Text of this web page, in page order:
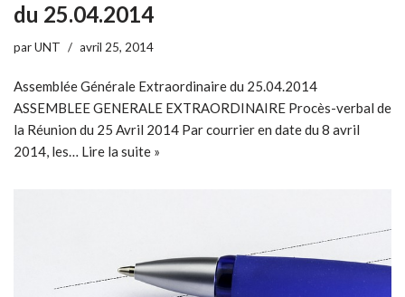
du 25.04.2014
parUNT avril 25, 2014
Assemblée Générale Extraordinaire du 25.04.2014
ASSEMBLEE GENERALE EXTRAORDINAIRE Procès-verbal de
la Réunion du 25 Avril 2014 Par courrier en date du 8 avril
2014, les… Lire la suite »